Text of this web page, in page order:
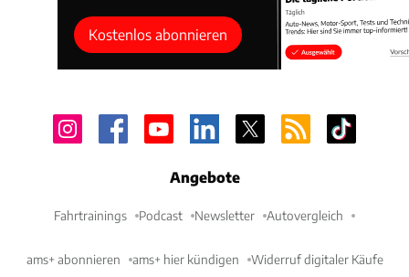
Kostenlos abonnieren
Angebote
Fahrtrainings Podcast Newsletter Autovergleich
ams+ abonnieren ams+ hier kündigen Widerruf digitaler Käufe